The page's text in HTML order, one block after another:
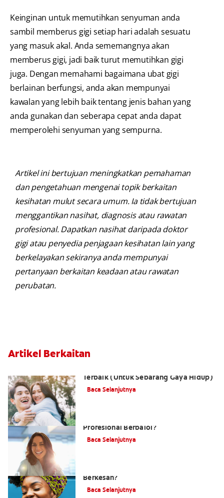
Keinginan untuk memutihkan senyuman anda
sambil memberus gigi setiap hari adalah sesuatu
yang masuk akal. Anda sememangnya akan
memberus gigi, jadi baik turut memutihkan gigi
juga. Dengan memahami bagaimana ubat gigi
berlainan berfungsi, anda akan mempunyai
kawalan yang lebih baik tentang jenis bahan yang
anda gunakan dan seberapa cepat anda dapat
memperolehi senyuman yang sempurna.
Artikel ini bertujuan meningkatkan pemahaman
dan pengetahuan mengenai topik berkaitan
kesihatan mulut secara umum. Ia tidak bertujuan
menggantikan nasihat, diagnosis atau rawatan
profesional. Dapatkan nasihat daripada doktor
gigi atau penyedia penjagaan kesihatan lain yang
berkelayakan sekiranya anda mempunyai
pertanyaan berkaitan keadaan atau rawatan
perubatan.
Artikel Berkaitan
Terbaik (Untuk Sebarang Gaya Hidup)
Baca Selanjutnya
Profesional Berbaloi?
Baca Selanjutnya
Berkesan?
Baca Selanjutnya